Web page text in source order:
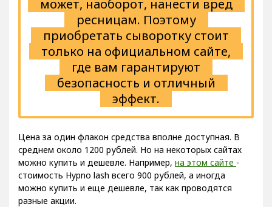
может, наоборот, нанести вред
ресницам. Поэтому
приобретать сыворотку стоит
только на официальном сайте,
где вам гарантируют
безопасность и отличный
эффект.
Цена за один флакон средства вполне доступная. В
среднем около 1200 рублей. Но на некоторых сайтах
можно купить и дешевле. Например, на этом сайте -
стоимость Hypno lash всего 900 рублей, а иногда
можно купить и еще дешевле, так как проводятся
разные акции.